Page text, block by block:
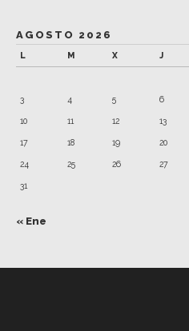
AGOSTO 2026
L M X J
3 4 5 6
10 11 12 13
17 18 19 20
24 25 26 27
31
« Ene